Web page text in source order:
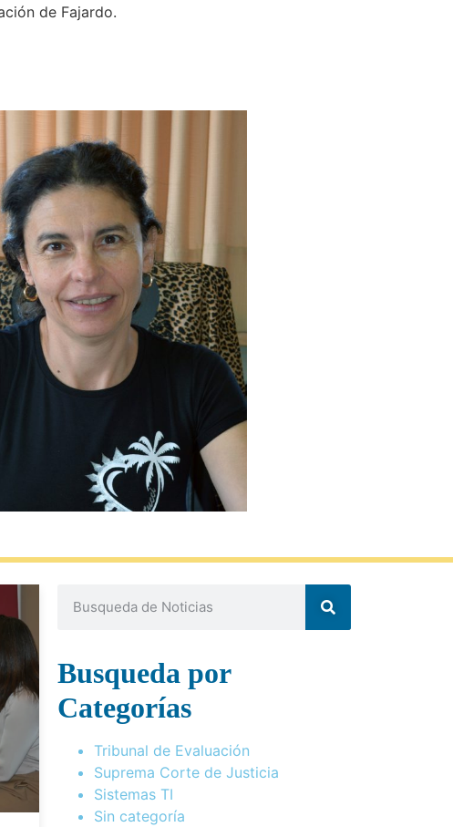
de Fajardo.
Busqueda por
Categorías
Tribunal de Evaluación
Suprema Corte de Justicia
Sistemas TI
Sin categoría